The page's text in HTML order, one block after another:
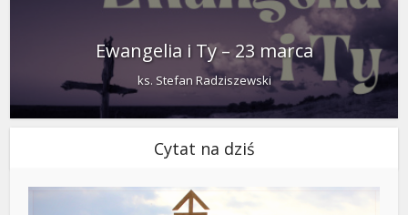
Ewangelia i Ty – 23 marca
ks. Stefan Radziszewski
Cytat na dziś